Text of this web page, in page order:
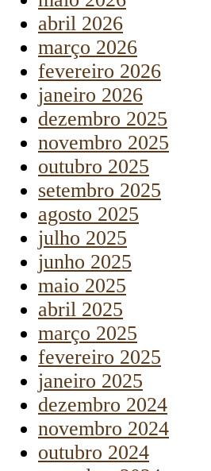
abril 2026
março 2026
fevereiro 2026
janeiro 2026
dezembro 2025
novembro 2025
outubro 2025
setembro 2025
agosto 2025
julho 2025
junho 2025
maio 2025
abril 2025
março 2025
fevereiro 2025
janeiro 2025
dezembro 2024
novembro 2024
outubro 2024